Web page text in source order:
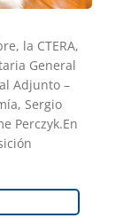
la CTERA,
General
Adjunto –
Sergio
Perczyk.En